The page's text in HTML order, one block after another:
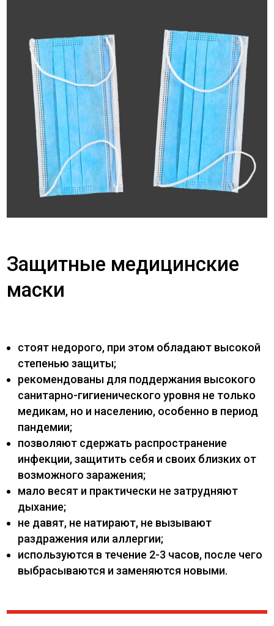
Защитные медицинские
маски
стоят недорого, при этом обладают высокой
степенью защиты;
рекомендованы для поддержания высокого
санитарно-гигиенического уровня не только
медикам, но и населению, особенно в период
пандемии;
позволяют сдержать распространение
инфекции, защитить себя и своих близких от
возможного заражения;
мало весят и практически не затрудняют
дыхание;
не давят, не натирают, не вызывают
раздражения или аллергии;
используются в течение 2-3 часов, после чего
выбрасываются и заменяются новыми.